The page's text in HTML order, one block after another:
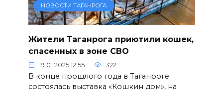
НОВОСТИ ТАГАНРОГА
Жители Таганрога приютили кошек,
спасенных в зоне СВО
19.01.2025 12:55 322
В конце прошлого года в Таганроге
состоялась выставка «Кошкин дом», на